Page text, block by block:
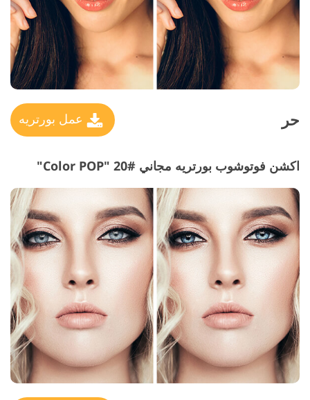
حر عمل بورتريه
اكشن فوتوشوب بورتريه مجاني #20 "Color POP"